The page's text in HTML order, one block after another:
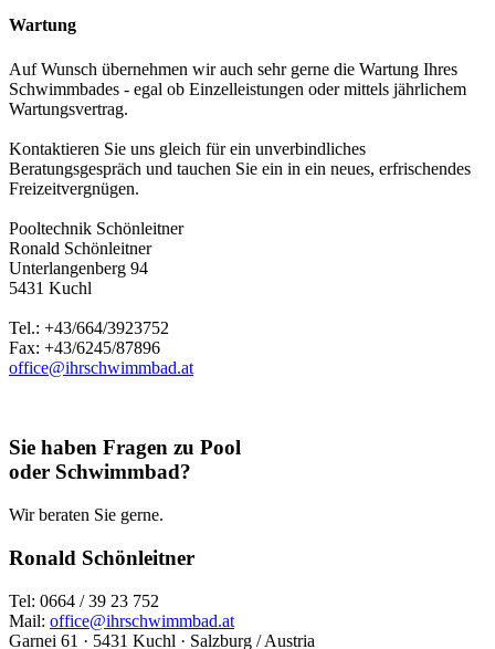
Wartung
Auf Wunsch übernehmen wir auch sehr gerne die Wartung Ihres
Schwimmbades - egal ob Einzelleistungen oder mittels jährlichem
Wartungsvertrag.
Kontaktieren Sie uns gleich für ein unverbindliches
Beratungsgespräch und tauchen Sie ein in ein neues, erfrischendes
Freizeitvergnügen.
Pooltechnik Schönleitner
Ronald Schönleitner
Unterlangenberg 94
5431 Kuchl
Tel.: +43/664/3923752
Fax: +43/6245/87896
office@ihrschwimmbad.at
Sie haben Fragen zu Pool
oder Schwimmbad?
Wir beraten Sie gerne.
Ronald Schönleitner
Tel: 0664 / 39 23 752
Mail: office@ihrschwimmbad.at
Garnei 61 · 5431 Kuchl · Salzburg / Austria